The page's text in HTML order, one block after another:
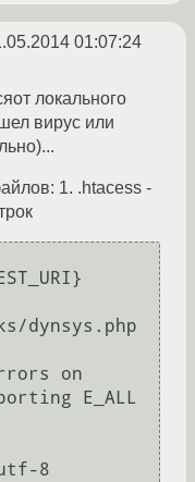
01:07:24
локального
вирус или
1. .htacess -
dynsys.php
on
E_ALL
8